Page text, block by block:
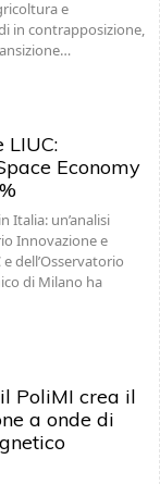
e
in contrapposizione,
LIUC:
Economy
Italia: un’analisi
Innovazione e
dell’Osservatorio
di Milano ha
PoliMI crea il
a onde di